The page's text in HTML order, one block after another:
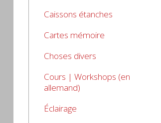
Caissons étanches
Cartes mémoire
Choses divers
Cours | Workshops (en
allemand)
Éclairage